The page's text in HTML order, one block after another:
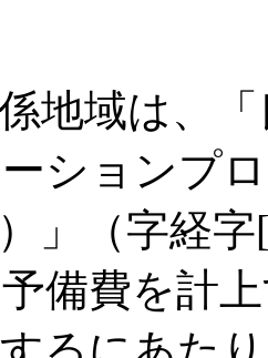
地域は、
ションプ
）」（字経
備費を計